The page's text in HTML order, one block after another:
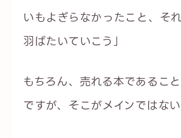
いもよぎらなかったこと、そ
羽ばたいていこう」
もちろん、売れる本であるこ
ですが、そこがメインではない